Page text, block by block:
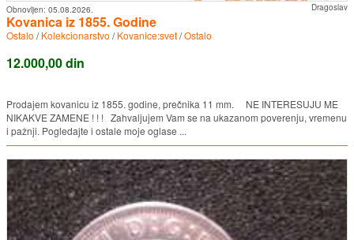
Dragoslav
Obnovljen: 05.08.2026.
Kovanica iz 1855. Godine
Ostalo /Kolekcionarstvo /Kovanice:svet/Ostalo
12.000,00 din
Prodajem kovanicu iz 1855. godine, prečnika 11 mm. NE INTERESUJU ME
NIKAKVE ZAMENE ! ! ! Zahvaljujem Vam se na ukazanom poverenju, vremenu
i pažnji. Pogledajte i ostale moje oglase ...